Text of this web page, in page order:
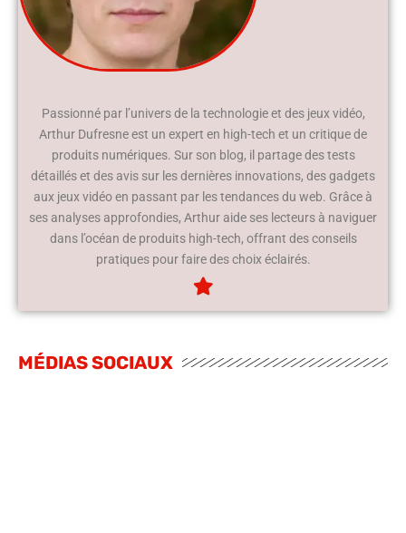
Passionné par l’univers de la technologie et des jeux vidéo,
Arthur Dufresne est un expert en high-tech et un critique de
produits numériques. Sur son blog, il partage des tests
détaillés et des avis sur les dernières innovations, des gadgets
aux jeux vidéo en passant par les tendances du web. Grâce à
ses analyses approfondies, Arthur aide ses lecteurs à naviguer
dans l’océan de produits high-tech, offrant des conseils
pratiques pour faire des choix éclairés.
MÉDIAS SOCIAUX